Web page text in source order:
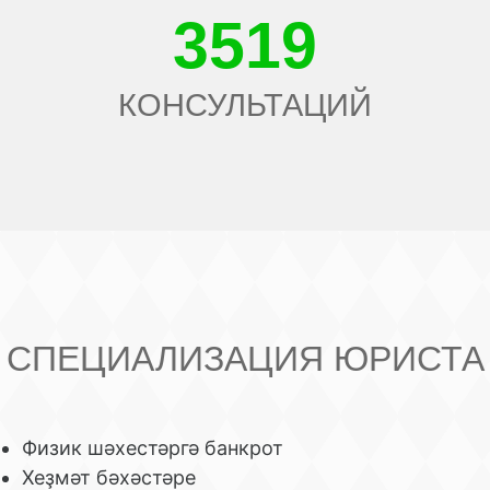
3519
КОНСУЛЬТАЦИЙ
СПЕЦИАЛИЗАЦИЯ ЮРИСТА
Физик шәхестәргә банкрот
Хеҙмәт бәхәстәре